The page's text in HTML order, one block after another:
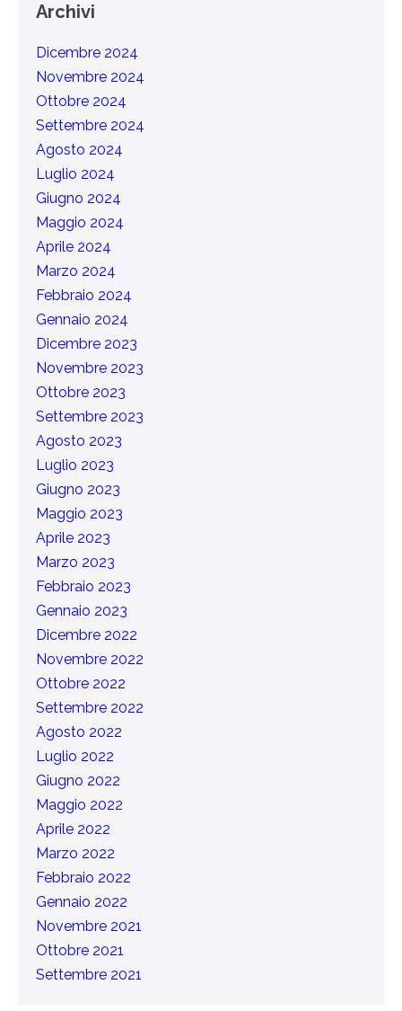
Archivi
Dicembre 2024
Novembre 2024
Ottobre 2024
Settembre 2024
Agosto 2024
Luglio 2024
Giugno 2024
Maggio 2024
Aprile 2024
Marzo 2024
Febbraio 2024
Gennaio 2024
Dicembre 2023
Novembre 2023
Ottobre 2023
Settembre 2023
Agosto 2023
Luglio 2023
Giugno 2023
Maggio 2023
Aprile 2023
Marzo 2023
Febbraio 2023
Gennaio 2023
Dicembre 2022
Novembre 2022
Ottobre 2022
Settembre 2022
Agosto 2022
Luglio 2022
Giugno 2022
Maggio 2022
Aprile 2022
Marzo 2022
Febbraio 2022
Gennaio 2022
Novembre 2021
Ottobre 2021
Settembre 2021